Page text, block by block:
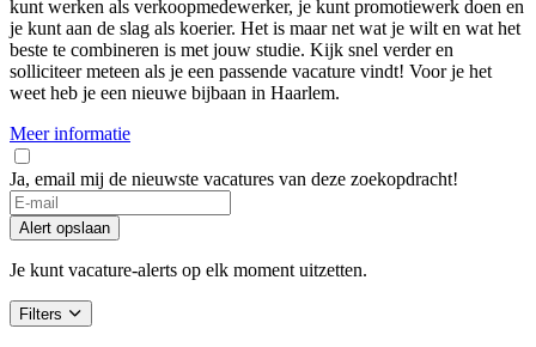
kunt werken als verkoopmedewerker, je kunt promotiewerk doen en
je kunt aan de slag als koerier. Het is maar net wat je wilt en wat het
beste te combineren is met jouw studie. Kijk snel verder en
solliciteer meteen als je een passende vacature vindt! Voor je het
weet heb je een nieuwe bijbaan in Haarlem.
Meer informatie
Ja, email mij de nieuwste vacatures van deze zoekopdracht!
Alert opslaan
Je kunt vacature-alerts op elk moment uitzetten.
Filters